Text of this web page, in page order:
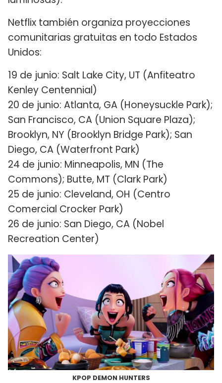
Netflix también organiza proyecciones
comunitarias gratuitas en todo Estados
Unidos:
19 de junio: Salt Lake City, UT (Anfiteatro
Kenley Centennial)
20 de junio: Atlanta, GA (Honeysuckle Park);
San Francisco, CA (Union Square Plaza);
Brooklyn, NY (Brooklyn Bridge Park); San
Diego, CA (Waterfront Park)
24 de junio: Minneapolis, MN (The
Commons); Butte, MT (Clark Park)
25 de junio: Cleveland, OH (Centro
Comercial Crocker Park)
26 de junio: San Diego, CA (Nobel
Recreation Center)
KPOP DEMON HUNTERS